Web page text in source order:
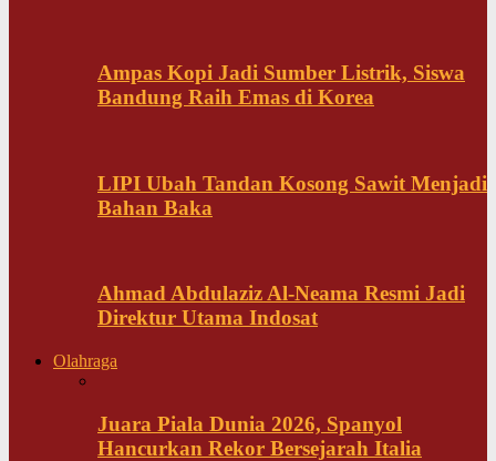
Ampas Kopi Jadi Sumber Listrik, Siswa
Bandung Raih Emas di Korea
LIPI Ubah Tandan Kosong Sawit Menjadi
Bahan Baka
Ahmad Abdulaziz Al-Neama Resmi Jadi
Direktur Utama Indosat
Olahraga
Juara Piala Dunia 2026, Spanyol
Hancurkan Rekor Bersejarah Italia